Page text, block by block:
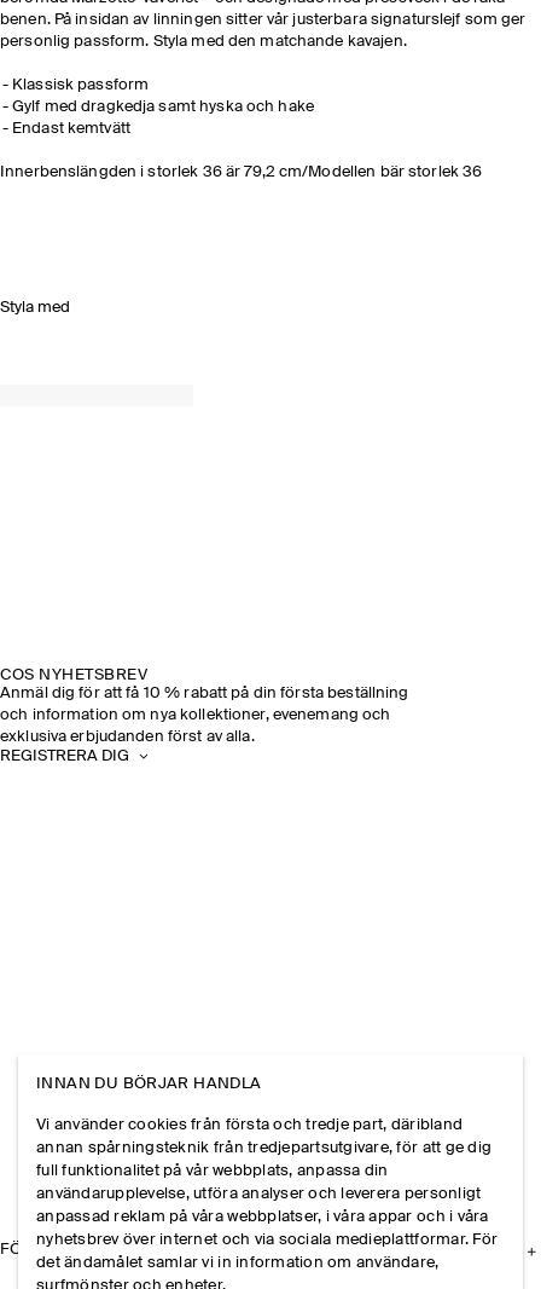
benen. På insidan av linningen sitter vår justerbara signaturslejf som ger
personlig passform. Styla med den matchande kavajen.
Klassisk passform
Gylf med dragkedja samt hyska och hake
Endast kemtvätt
Innerbenslängden i storlek 36 är 79,2 cm/Modellen bär storlek 36
Styla med
COS NYHETSBREV
Anmäl dig för att få 10 % rabatt på din första beställning
och information om nya kollektioner, evenemang och
exklusiva erbjudanden först av alla.
REGISTRERA DIG
FÖRETAGET
INNAN DU BÖRJAR HANDLA
Vi använder cookies från första och tredje part, däribland
annan spårningsteknik från tredjepartsutgivare, för att ge dig
full funktionalitet på vår webbplats, anpassa din
användarupplevelse, utföra analyser och leverera personligt
anpassad reklam på våra webbplatser, i våra appar och i våra
nyhetsbrev över internet och via sociala medieplattformar. För
det ändamålet samlar vi in information om användare,
surfmönster och enheter.